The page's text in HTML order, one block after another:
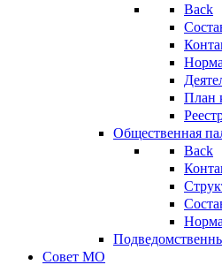
Back
План
Общественная
Back
Совет МО